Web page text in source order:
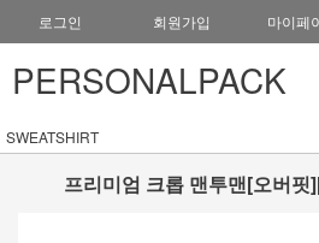
로그인 회원가입 마이페
PERSONALPACK
SWEATSHIRT
프리미엄 크롭 맨투맨[오버